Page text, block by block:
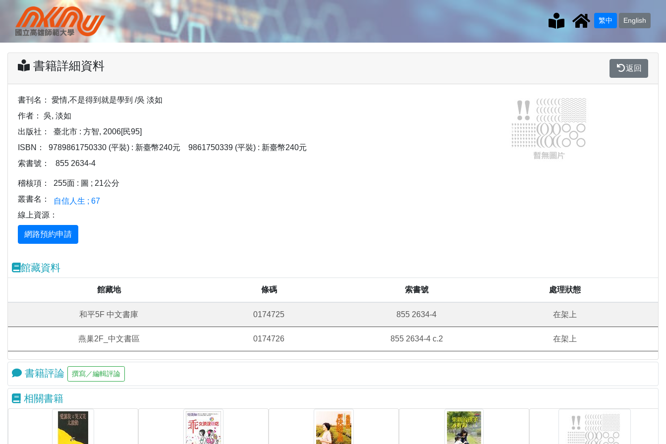
繁中 English
書籍詳細資料 返回
書刊名：
愛情,不是得到就是學到 /吳 淡如
作者：
吳, 淡如
出版社：
臺北市 : 方智, 2006[民95]
ISBN：
9789861750330 (平裝) : 新臺幣240元
9861750339 (平裝) : 新臺幣240元
索書號：
855 2634-4
稽核項：
255面 : 圖 ; 21公分
叢書名：
自信人生 ; 67
線上資源：
Previous
館藏資料
館藏地 條碼 索書號 處理狀態
和平5F 中文書庫 0174725 855 2634-4 在架上
燕巢2F_中文書區 0174726 855 2634-4 c.2 在架上
書籍評論
相關書籍